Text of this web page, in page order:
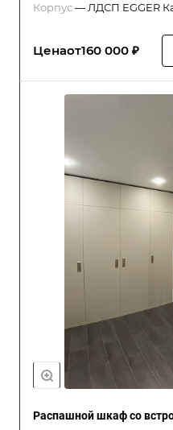
Корпус— ЛДСП EGGER
Ценаот160 000 ₽
Распашной шкаф со